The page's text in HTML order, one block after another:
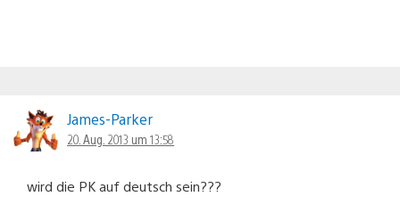
James-Parker
20. Aug. 2013 um 13:58
wird die PK auf deutsch sein???